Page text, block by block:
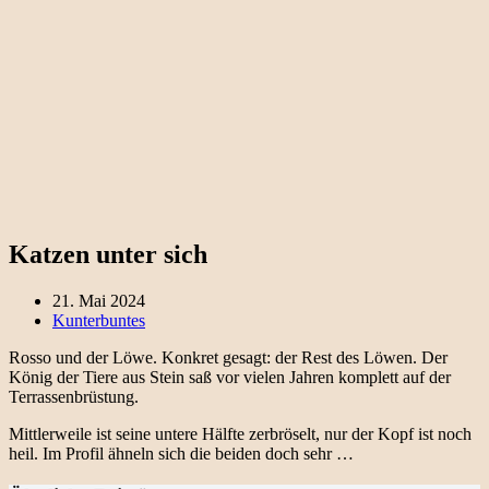
Katzen unter sich
21. Mai 2024
Kunterbuntes
Rosso und der Löwe. Konkret gesagt: der Rest des Löwen. Der
König der Tiere aus Stein saß vor vielen Jahren komplett auf der
Terrassenbrüstung.
Mittlerweile ist seine untere Hälfte zerbröselt, nur der Kopf ist noch
heil. Im Profil ähneln sich die beiden doch sehr …